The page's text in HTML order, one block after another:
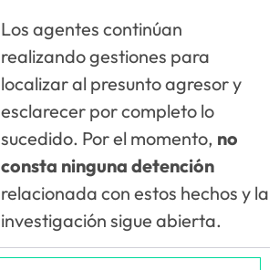
Los agentes continúan
realizando gestiones para
localizar al presunto agresor y
esclarecer por completo lo
sucedido. Por el momento, no
consta ninguna detención
relacionada con estos hechos y la
investigación sigue abierta.